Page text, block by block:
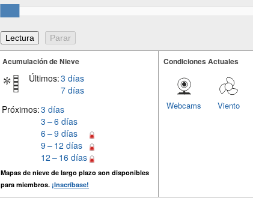
Acumulación de Nieve
Últimos:3 días
7 días
Próximos:3 días
3 – 6 días
6 – 9 días
9 – 12 días
12 – 16 días
Mapas de nieve de largo plazo son disponibles
para miembros. ¡Inscríbase!
Condiciones Actuales
Viento
Webcams